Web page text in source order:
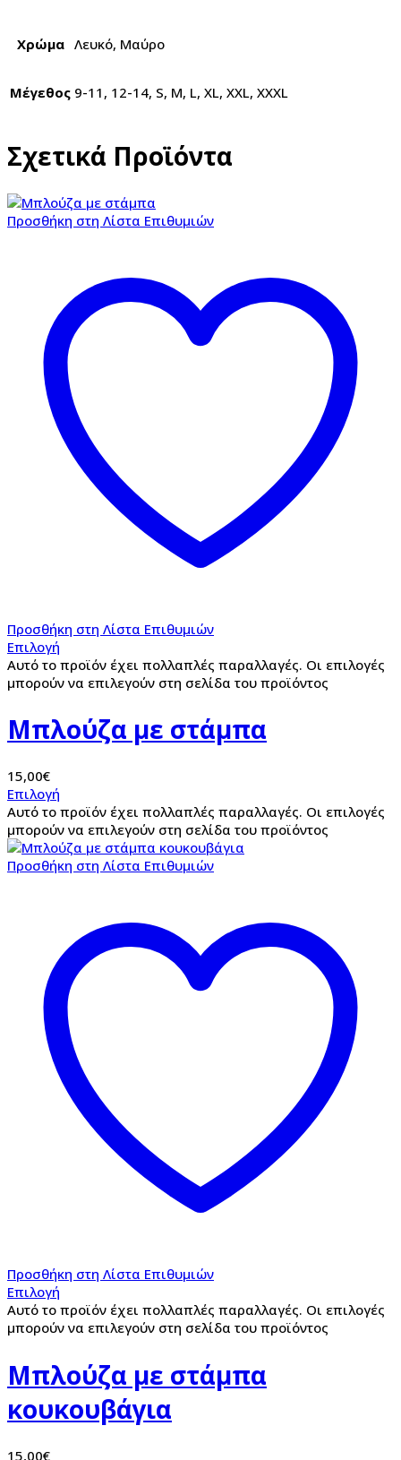
Χρώμα Λευκό, Μαύρο
Μέγεθος 9-11, 12-14, S, M, L, XL, XXL, XXXL
Σχετικά Προϊόντα
Προσθήκη στη Λίστα Επιθυμιών
Προσθήκη στη Λίστα Επιθυμιών
Επιλογή
Αυτό το προϊόν έχει πολλαπλές παραλλαγές. Οι επιλογές
μπορούν να επιλεγούν στη σελίδα του προϊόντος
Μπλούζα με στάμπα
15,00€
Επιλογή
Αυτό το προϊόν έχει πολλαπλές παραλλαγές. Οι επιλογές
μπορούν να επιλεγούν στη σελίδα του προϊόντος
Προσθήκη στη Λίστα Επιθυμιών
Προσθήκη στη Λίστα Επιθυμιών
Επιλογή
Αυτό το προϊόν έχει πολλαπλές παραλλαγές. Οι επιλογές
μπορούν να επιλεγούν στη σελίδα του προϊόντος
Μπλούζα με στάμπα
κουκουβάγια
15,00€